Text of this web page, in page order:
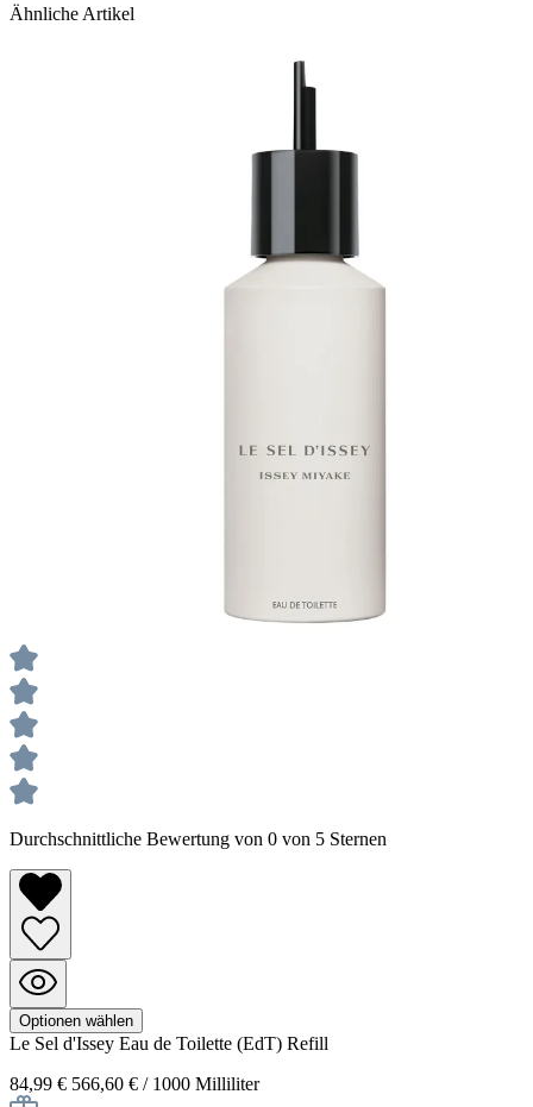
Ähnliche Artikel
Durchschnittliche Bewertung von 0 von 5 Sternen
Optionen wählen
Le Sel d'Issey Eau de Toilette (EdT) Refill
84,99 € 566,60 € / 1000 Milliliter